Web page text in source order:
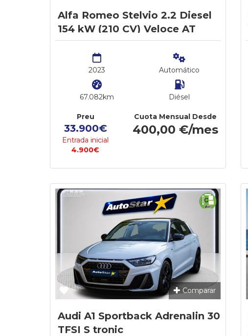
Alfa Romeo Stelvio 2.2 Diesel
154 kW (210 CV) Veloce AT
AWD
2023
67.082km
Automático
Diésel
Preu
33.900€
Entrada inicial
4.900€
Cuota Mensual Desde
400,00 €/mes
Comparar
Audi A1 Sportback Adrenalin 30
TFSI S tronic